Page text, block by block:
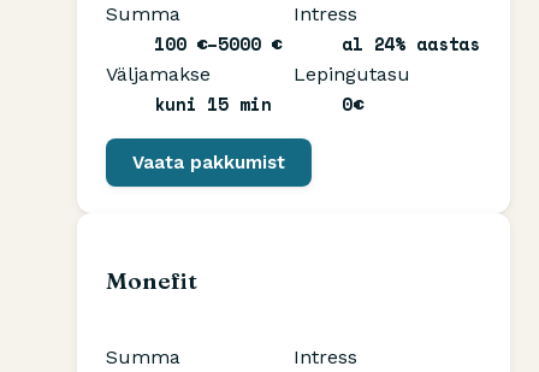
Summa
100 €–5000 €
Intress
al 24% aastas
Väljamakse
kuni 15 min
Lepingutasu
0€
Vaata pakkumist
Monefit
Summa Intress